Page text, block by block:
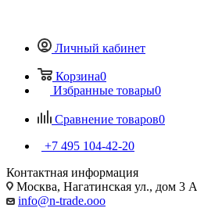
Личный кабинет
Корзина0
Избранные товары0
Сравнение товаров0
+7 495 104-42-20
Контактная информация
Москва, Нагатинская ул., дом 3 А
info@n-trade.ooo